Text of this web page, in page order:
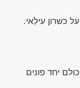
על כשרון עילַאי.
כולם יחד פונים